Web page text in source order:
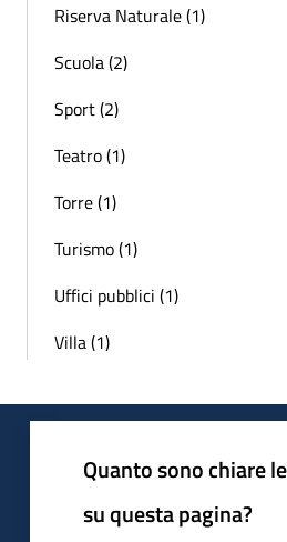
Riserva Naturale (1)
Scuola (2)
Sport (2)
Teatro (1)
Torre (1)
Turismo (1)
Uffici pubblici (1)
Villa (1)
Quanto sono chiare
su questa pagina?